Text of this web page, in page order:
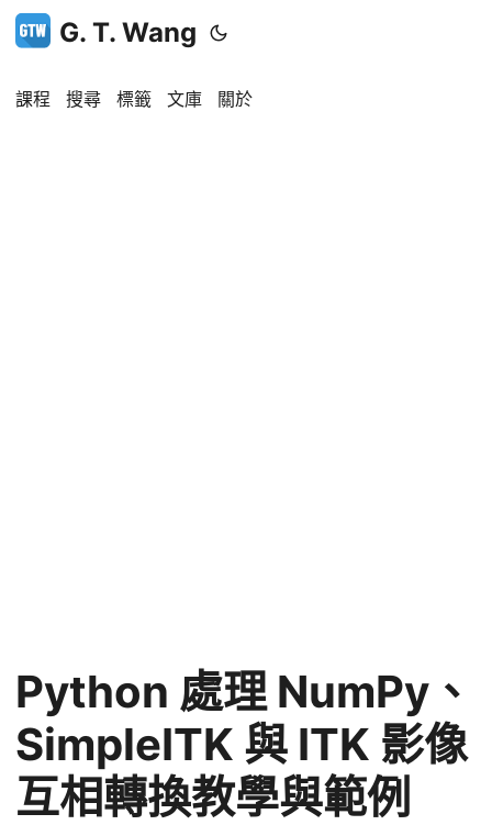
G. T. Wang
課程 搜尋 標籤 文庫 關於
Python 處理 NumPy、
SimpleITK 與 ITK 影像
互相轉換教學與範例